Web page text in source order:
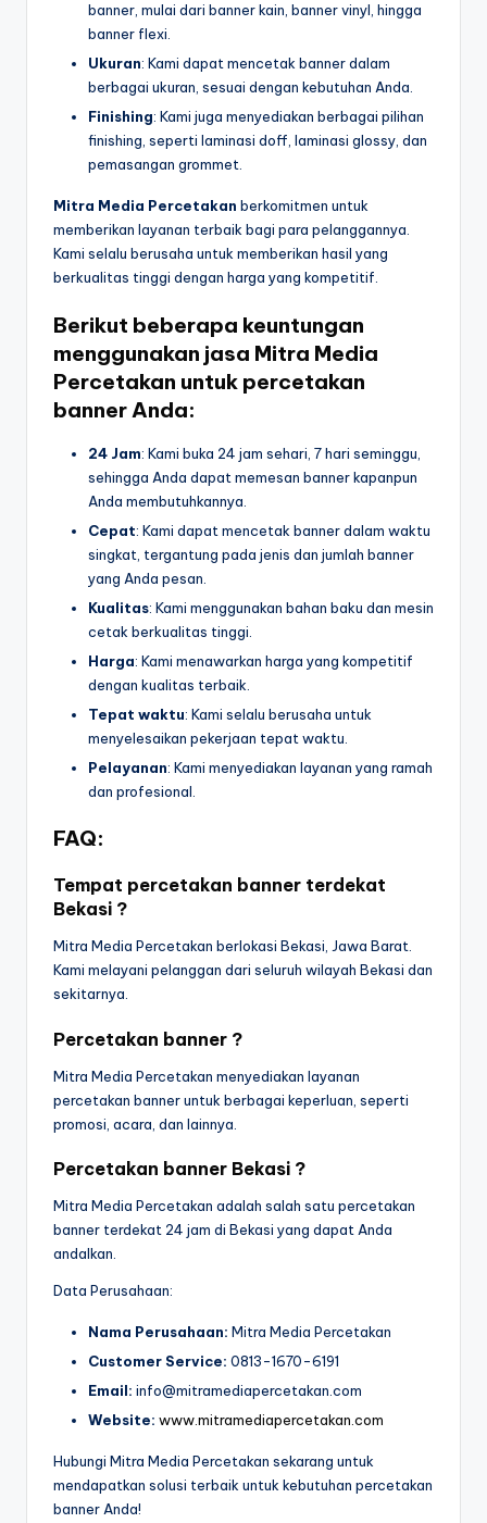
banner, mulai dari banner kain, banner vinyl, hingga
banner flexi.
Ukuran: Kami dapat mencetak banner dalam
berbagai ukuran, sesuai dengan kebutuhan Anda.
Finishing: Kami juga menyediakan berbagai pilihan
finishing, seperti laminasi doff, laminasi glossy, dan
pemasangan grommet.
Mitra Media Percetakan berkomitmen untuk
memberikan layanan terbaik bagi para pelanggannya.
Kami selalu berusaha untuk memberikan hasil yang
berkualitas tinggi dengan harga yang kompetitif.
Berikut beberapa keuntungan
menggunakan jasa Mitra Media
Percetakan untuk percetakan
banner Anda:
24 Jam: Kami buka 24 jam sehari, 7 hari seminggu,
sehingga Anda dapat memesan banner kapanpun
Anda membutuhkannya.
Cepat: Kami dapat mencetak banner dalam waktu
singkat, tergantung pada jenis dan jumlah banner
yang Anda pesan.
Kualitas: Kami menggunakan bahan baku dan mesin
cetak berkualitas tinggi.
Harga: Kami menawarkan harga yang kompetitif
dengan kualitas terbaik.
Tepat waktu: Kami selalu berusaha untuk
menyelesaikan pekerjaan tepat waktu.
Pelayanan: Kami menyediakan layanan yang ramah
dan profesional.
FAQ:
Tempat percetakan banner terdekat
Bekasi ?
Mitra Media Percetakan berlokasi Bekasi, Jawa Barat.
Kami melayani pelanggan dari seluruh wilayah Bekasi dan
sekitarnya.
Percetakan banner ?
Mitra Media Percetakan menyediakan layanan
percetakan banner untuk berbagai keperluan, seperti
promosi, acara, dan lainnya.
Percetakan banner Bekasi ?
Mitra Media Percetakan adalah salah satu percetakan
banner terdekat 24 jam di Bekasi yang dapat Anda
andalkan.
Data Perusahaan:
Nama Perusahaan: Mitra Media Percetakan
Customer Service: 0813-1670-6191
Email: info@mitramediapercetakan.com
Website: www.mitramediapercetakan.com
Hubungi Mitra Media Percetakan sekarang untuk
mendapatkan solusi terbaik untuk kebutuhan percetakan
banner Anda!